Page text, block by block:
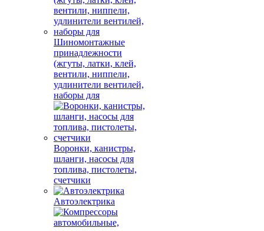
Шиномонтажные
принадлежности
(жгуты, латки, клей,
вентили, ниппели,
удлинители вентилей,
наборы для
Воронки, канистры,
шланги, насосы для
топлива, пистолеты,
счетчики
Автоэлектрика